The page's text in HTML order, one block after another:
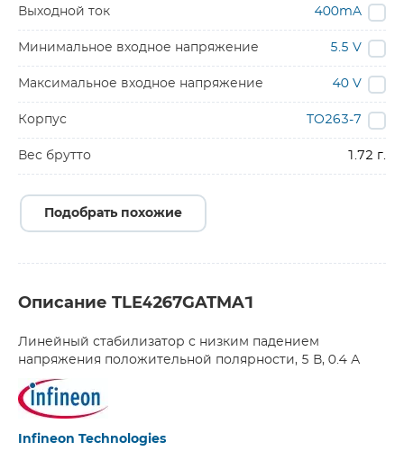
Выходной ток 400mA
Минимальное входное напряжение 5.5 V
Максимальное входное напряжение 40 V
Корпус TO263-7
Вес брутто 1.72 г.
Подобрать похожие
Описание TLE4267GATMA1
Линейный стабилизатор с низким падением
напряжения положительной полярности, 5 В, 0.4 А
Infineon Technologies